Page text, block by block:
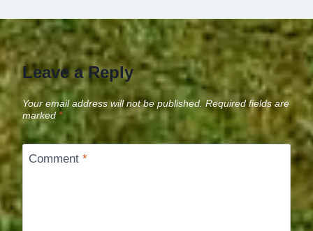
Leave a Reply
Your email address will not be published. Required fields are
marked *
Comment *